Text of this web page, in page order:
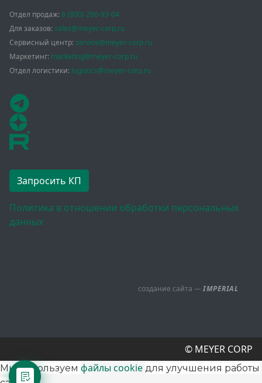
Отдел продаж: 8 (800) 200-93-04
Для заказов: sales@meyer-corp.ru
Сервисный центр: service@meyer-corp.ru
Маркетинг: marketing@meyer-corp.ru
Отдел логистики: logistics@meyer-corp.ru
Запросить КП
Политика в отношении обработки персональных
данных
создание сайта —IMPERIAL
© MEYER CORP
Мы используем файлы cookie для улучшения работы